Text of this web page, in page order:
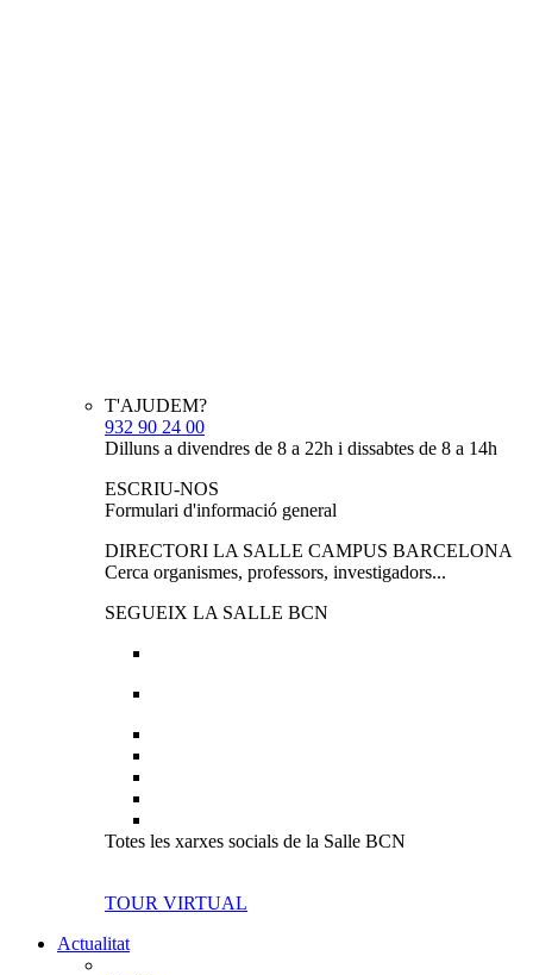
T'AJUDEM?
932 90 24 00
Dilluns a divendres de 8 a 22h i dissabtes de 8 a 14h
ESCRIU-NOS
Formulari d'informació general
DIRECTORI LA SALLE CAMPUS BARCELONA
Cerca organismes, professors, investigadors...
SEGUEIX LA SALLE BCN
Totes les xarxes socials de la Salle BCN
TOUR VIRTUAL
Actualitat